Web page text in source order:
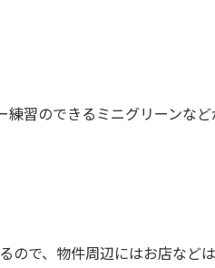
習のできるミニグリーンなど
ので、物件周辺にはお店など